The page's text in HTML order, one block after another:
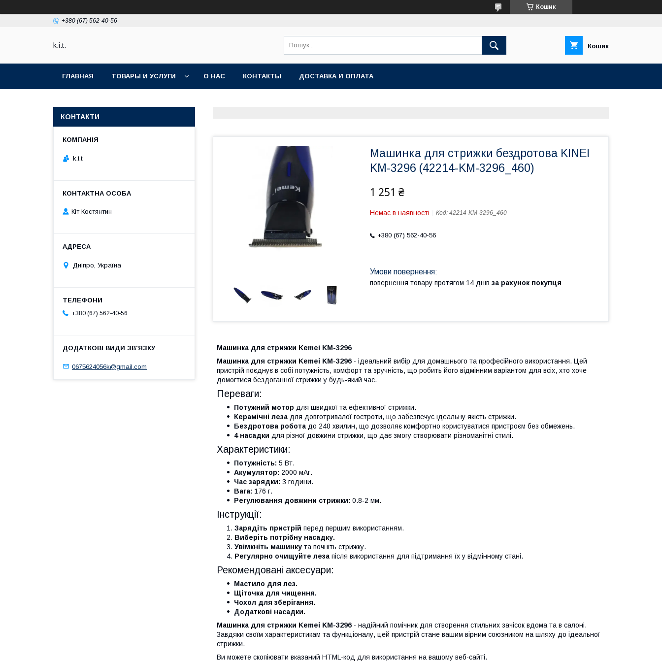
Кошик
+380 (67) 562-40-56
k.i.t. Кошик
ГЛАВНАЯ ТОВАРЫ И УСЛУГИ О НАС КОНТАКТЫ ДОСТАВКА И ОПЛАТА
Машинка для стрижки бездротова KINEI
KM-3296 (42214-KM-3296_460)
1 251 ₴
Немає в наявності Код: 42214-KM-3296_460
+380 (67) 562-40-56
повернення товару протягом 14 днів за рахунок покупця
Машинка для стрижки Kemei KM-3296
Машинка для стрижки Kemei KM-3296 - ідеальний вибір для домашнього та професійного використання. Цей
пристрій поєднує в собі потужність, комфорт та зручність, що робить його відмінним варіантом для всіх, хто хоче
домогтися бездоганної стрижки у будь-який час.
Переваги:
Потужний мотор для швидкої та ефективної стрижки.
Керамічні леза для довготривалої гостроти, що забезпечує ідеальну якість стрижки.
Бездротова робота до 240 хвилин, що дозволяє комфортно користуватися пристроєм без обмежень.
4 насадки для різної довжини стрижки, що дає змогу створювати різноманітні стилі.
Характеристики:
Потужність: 5 Вт.
Акумулятор: 2000 мАг.
Час зарядки: 3 години.
Вага: 176 г.
Регулювання довжини стрижки: 0.8-2 мм.
Інструкції:
Зарядіть пристрій перед першим використанням.
Виберіть потрібну насадку.
Увімкніть машинку та почніть стрижку.
Регулярно очищуйте леза після використання для підтримання їх у відмінному стані.
Рекомендовані аксесуари:
Мастило для лез.
Щіточка для чищення.
Чохол для зберігання.
Додаткові насадки.
Машинка для стрижки Kemei KM-3296 - надійний помічник для створення стильних зачісок вдома та в салоні.
Завдяки своїм характеристикам та функціоналу, цей пристрій стане вашим вірним союзником на шляху до ідеальної
стрижки.
Ви можете скопіювати вказаний HTML-код для використання на вашому веб-сайті.
КОНТАКТИ
k.i.t.
Кіт Костянтин
Дніпро, Україна
+380 (67) 562-40-56
0675624056k@gmail.com